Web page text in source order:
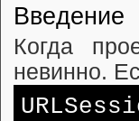
Введение
Когда
невинно.